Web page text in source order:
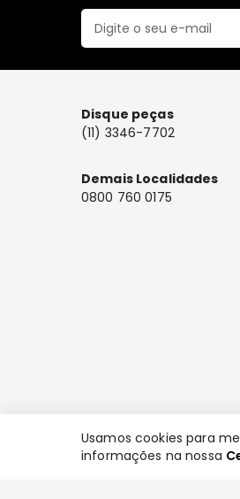
Disque peças
(11) 3346-7702
Demais Localidades
0800 760 0175
Usamos cookies para
informações na nossa